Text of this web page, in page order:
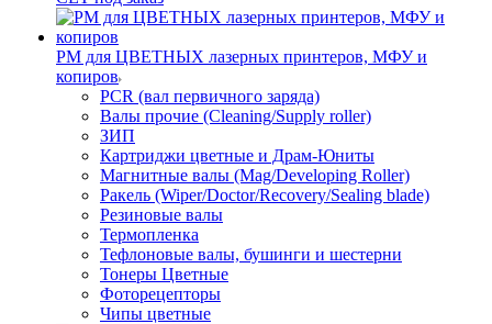
РМ для ЦВЕТНЫХ лазерных принтеров, МФУ и
копиров
PCR (вал первичного заряда)
Валы прочие (Cleaning/Supply roller)
ЗИП
Картриджи цветные и Драм-Юниты
Магнитные валы (Mag/Developing Roller)
Ракель (Wiper/Doctor/Recovery/Sealing blade)
Резиновые валы
Термопленка
Тефлоновые валы, бушинги и шестерни
Тонеры Цветные
Фоторецепторы
Чипы цветные